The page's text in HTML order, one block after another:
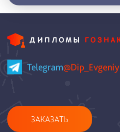
Telegram@Dip_Evgeniy
ЗАКАЗАТЬ